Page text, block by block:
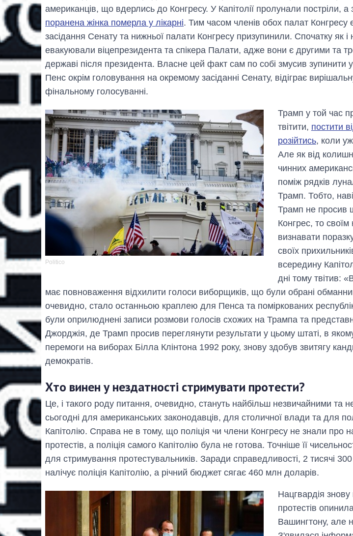
американців, що вдерлись до Конгресу. У Капітолії пролунали постріли, а
поранена жінка померла у лікарні. Тим часом членів обох палат Конгресу
засідання Сенату та нижньої палати Конгресу призупинили. Спочатку як і
евакуювали віцепрезидента та спікера Палати, адже вони є другими та
державі після президента. Власне цей факт сам по собі змусив зупинити
Пенс окрім головування на окремому засіданні Сенату, відіграє
фінальному голосуванні.
Politico
Трамп у той час
твітити, постити
розійтись, коли
Але як від
чинних
поміж рядків
Трамп. Тобто,
Трамп не просив
Конгрес, то
визнавати
своїх
всередину
дні тому твітив:
має повноваження відхилити голоси виборщиків, що були обрані
очевидно, стало останньою краплею для Пенса та поміркованих
були оприлюднені записи розмови голосів схожих на Трампа та
Джорджія, де Трамп просив переглянути результати у цьому штаті, в
перемоги на виборах Білла Клінтона 1992 року, знову здобув звитягу
демократів.
Хто винен у нездатності стримувати протести?
Це, і такого роду питання, очевидно, стануть найбільш незвичайними та
сьогодні для американських законодавців, для столичної влади та для
Капітолію. Справа не в тому, що поліція чи члени Конгресу не знали про
протестів, а поліція самого Капітолію була не готова. Точніше її
для стримування протестувальників. Заради справедливості, 2 тисячі 300
налічує поліція Капітолію, а річний бюджет сягає 460 млн доларів.
Нацгвардія знову
протестів
Вашингтону, але